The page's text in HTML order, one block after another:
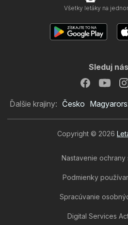
Schneider lekáreň
Všetky letáky na
Sleduj nás
Ďalšie krajiny: Česko
Copyright © 2026
Nastavenie ochrany
Podmienky
Spracúvanie
Digital Services